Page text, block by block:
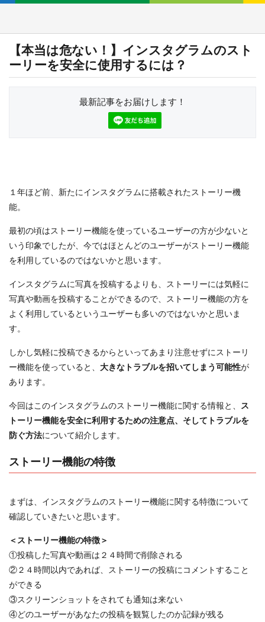
【本当は危ない！】インスタグラムのスト
ーリーを安全に使用するには？
最新記事をお届けします！
１年ほど前、新たにインスタグラムに搭載されたストーリー機
能。
最初の頃はストーリー機能を使っているユーザーの方が少ないと
いう印象でしたが、今ではほとんどのユーザーがストーリー機能
を利用しているのではないかと思います。
インスタグラムに写真を投稿するよりも、ストーリーには気軽に
写真や動画を投稿することができるので、ストーリー機能の方を
よく利用しているというユーザーも多いのではないかと思いま
す。
しかし気軽に投稿できるからといってあまり注意せずにストーリ
ー機能を使っていると、 大きなトラブルを招いてしまう可能性が
あります。
今回はこのインスタグラムのストーリー機能に関する情報と、 ス
トーリー機能を安全に利用するための注意点、そしてトラブルを
防ぐ方法について紹介します。
ストーリー機能の特徴
まずは、インスタグラムのストーリー機能に関する特徴について
確認していきたいと思います。
＜ストーリー機能の特徴＞
①投稿した写真や動画は２４時間で削除される
②２４時間以内であれば、ストーリーの投稿にコメントすること
ができる
③スクリーンショットをされても通知は来ない
④どのユーザーがあなたの投稿を観覧したのか記録が残る